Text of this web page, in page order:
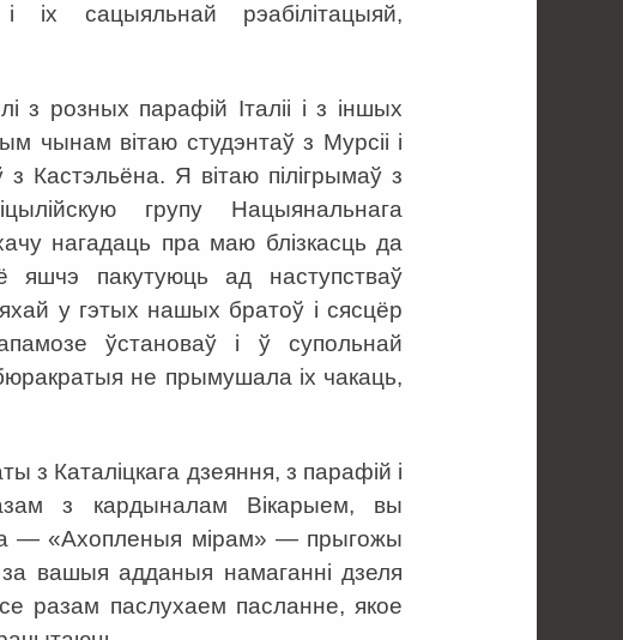
іх сацыяльнай рэабілітацыяй,
з розных парафій Італіі і з іншых
чынам вітаю студэнтаў з Мурсіі і
Кастэльёна. Я вітаю пілігрымаў з
групу Нацыянальнага
нагадаць пра маю блізкасць да
яшчэ пакутуюць ад наступстваў
у гэтых нашых братоў і сясцёр
ўстановаў і ў супольнай
не прымушала іх чакаць,
з Каталіцкага дзеяння, з парафій і
з кардыналам Вікарыем, вы
— «Ахопленыя мірам» — прыгожы
вашыя адданыя намаганні дзеля
разам паслухаем пасланне, якое